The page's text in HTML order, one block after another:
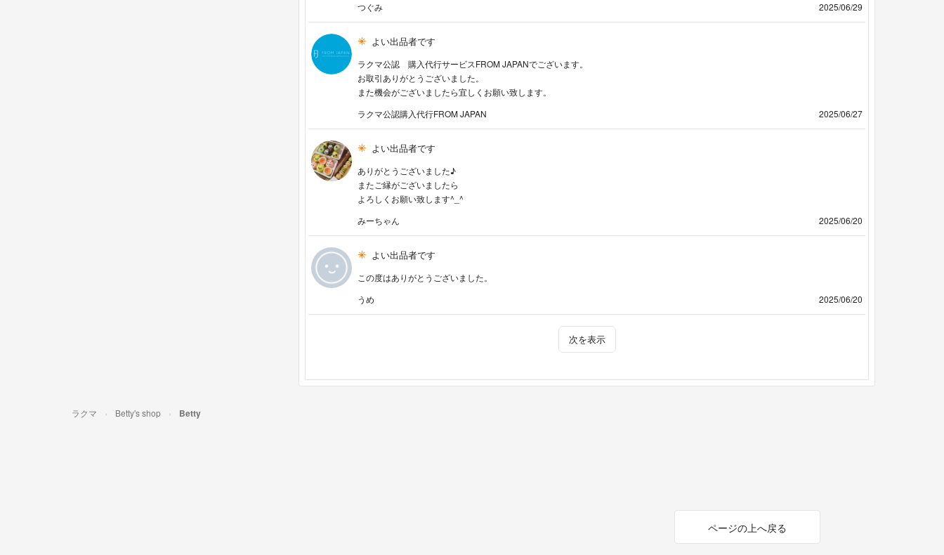
つぐみ
2025/06/29
よい出品者です
ラクマ公認 購入代行サービスFROM JAPANでございます。
お取引ありがとうございました。
また機会がございましたら宜しくお願い致します。
ラクマ公認購入代行FROM JAPAN
2025/06/27
よい出品者です
ありがとうございました♪
またご縁がございましたら
よろしくお願い致します^_^
みーちゃん
2025/06/20
よい出品者です
この度はありがとうございました。
うめ
2025/06/20
次を表示
ラクマ Betty's shop Betty
ページの上へ戻る